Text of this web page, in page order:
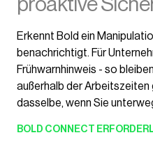
Erkennt Bold ein
benachrichtigt. Für
Frühwarnhinweis - so
außerhalb der Arbeitszeiten
dasselbe, wenn Sie
BOLD CONNECT